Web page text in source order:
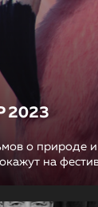
2023
о природе и
на